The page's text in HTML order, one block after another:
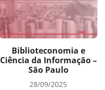
Biblioteconomia e
Ciência da Informação –
São Paulo
28/09/2025